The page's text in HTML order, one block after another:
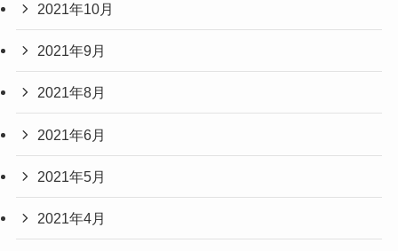
2021年10月
2021年9月
2021年8月
2021年6月
2021年5月
2021年4月